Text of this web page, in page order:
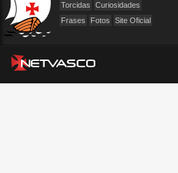
Torcidas
Curiosidades
Frases
Fotos Site Oficial